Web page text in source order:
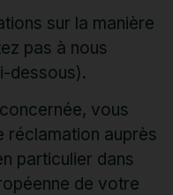
sur la manière
pas à nous
dessous).
vous
réclamation auprès
particulier dans
de votre